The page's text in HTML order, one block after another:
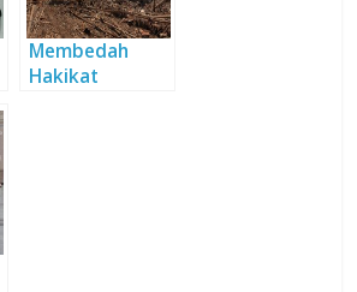
Membedah
Hakikat